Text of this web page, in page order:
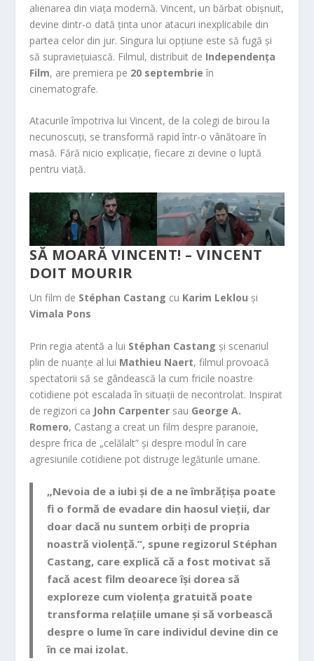
alienarea din viața modernă. Vincent, un bărbat obișnuit,
devine dintr-o dată ținta unor atacuri inexplicabile din
partea celor din jur. Singura lui opțiune este să fugă și
să supraviețuiască. Filmul, distribuit de Independența
Film, are premiera pe 20 septembrie în
cinematografe.
Atacurile împotriva lui Vincent, de la colegi de birou la
necunoscuți, se transformă rapid într-o vânătoare în
masă. Fără nicio explicație, fiecare zi devine o luptă
pentru viață.
SĂ MOARĂ VINCENT! – VINCENT
DOIT MOURIR
Un film de Stéphan Castang cu Karim Leklou și
Vimala Pons
Prin regia atentă a lui Stéphan Castang și scenariul
plin de nuanțe al lui Mathieu Naert, filmul provoacă
spectatorii să se gândească la cum fricile noastre
cotidiene pot escalada în situații de necontrolat. Inspirat
de regizori ca John Carpenter sau George A.
Romero, Castang a creat un film despre paranoie,
despre frica de „celălalt” și despre modul în care
agresiunile cotidiene pot distruge legăturile umane.
„Nevoia de a iubi și de a ne îmbrățișa poate
fi o formă de evadare din haosul vieții, dar
doar dacă nu suntem orbiți de propria
noastră violență.”, spune regizorul Stéphan
Castang, care explică că a fost motivat să
facă acest film deoarece își dorea să
exploreze cum violența gratuită poate
transforma relațiile umane și să vorbească
despre o lume în care individul devine din ce
în ce mai izolat.